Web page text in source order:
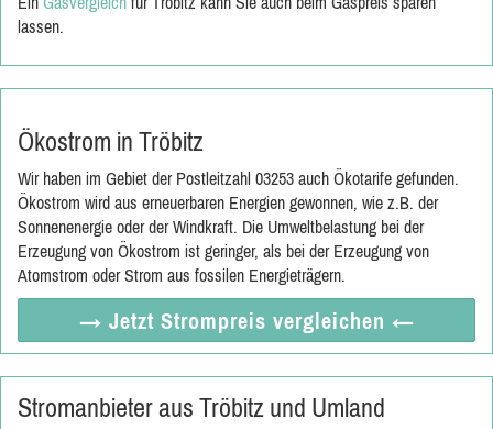
lassen.
Ökostrom in Tröbitz
Wir haben im Gebiet der Postleitzahl 03253 auch Ökotarife gefunden.
Ökostrom wird aus erneuerbaren Energien gewonnen, wie z.B. der
Sonnenenergie oder der Windkraft. Die Umweltbelastung bei der
Erzeugung von Ökostrom ist geringer, als bei der Erzeugung von
Atomstrom oder Strom aus fossilen Energieträgern.
→ Jetzt Strompreis vergleichen ←
Stromanbieter aus Tröbitz und Umland